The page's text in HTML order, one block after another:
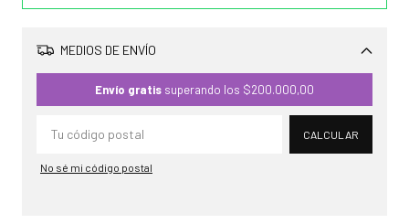
MEDIOS DE ENVÍO
Envío gratis superando los $200.000,00
CALCULAR
No sé mi código postal